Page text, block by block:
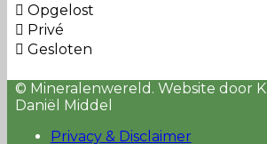
Opgelost
Privé
Gesloten
© Mineralenwereld. Website door
Daniël Middel
Privacy & Disclaimer